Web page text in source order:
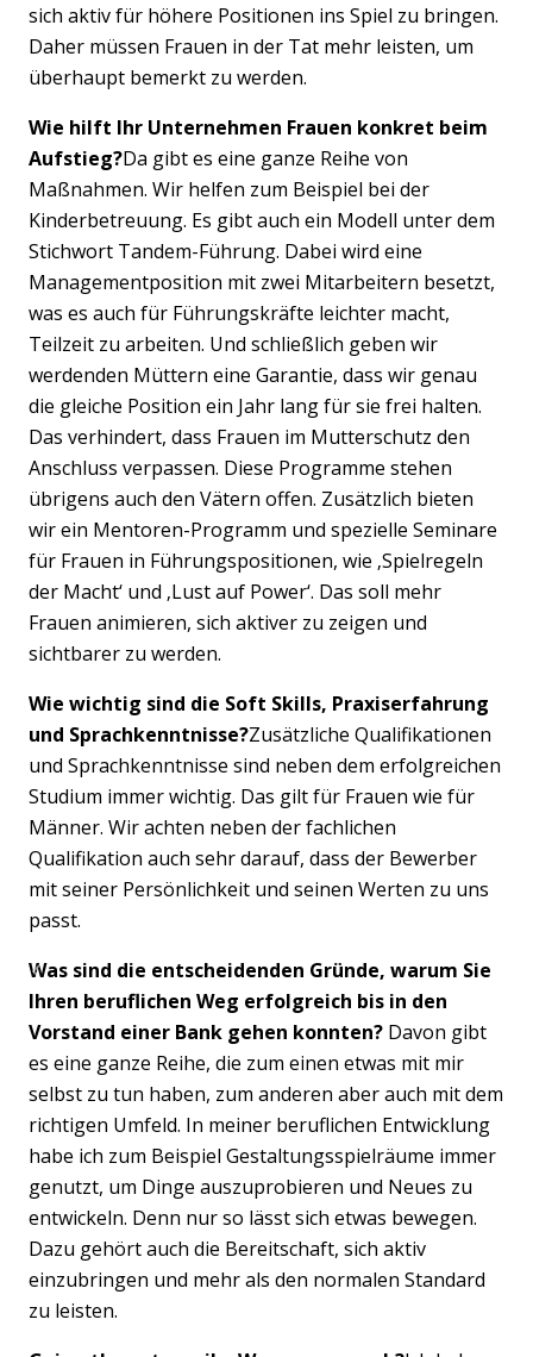
Previous
sich aktiv für höhere Positionen ins Spiel zu bringen.
Daher müssen Frauen in der Tat mehr leisten, um
überhaupt bemerkt zu werden.
Wie hilft Ihr Unternehmen Frauen konkret beim
Aufstieg?Da gibt es eine ganze Reihe von
Maßnahmen. Wir helfen zum Beispiel bei der
Kinderbetreuung. Es gibt auch ein Modell unter dem
Stichwort Tandem-Führung. Dabei wird eine
Managementposition mit zwei Mitarbeitern besetzt,
was es auch für Führungskräfte leichter macht,
Teilzeit zu arbeiten. Und schließlich geben wir
werdenden Müttern eine Garantie, dass wir genau
die gleiche Position ein Jahr lang für sie frei halten.
Das verhindert, dass Frauen im Mutterschutz den
Anschluss verpassen. Diese Programme stehen
übrigens auch den Vätern offen. Zusätzlich bieten
wir ein Mentoren-Programm und spezielle Seminare
für Frauen in Führungspositionen, wie ‚Spielregeln
der Macht‘ und ‚Lust auf Power‘. Das soll mehr
Frauen animieren, sich aktiver zu zeigen und
sichtbarer zu werden.
Wie wichtig sind die Soft Skills, Praxiserfahrung
und Sprachkenntnisse?Zusätzliche Qualifikationen
und Sprachkenntnisse sind neben dem erfolgreichen
Studium immer wichtig. Das gilt für Frauen wie für
Männer. Wir achten neben der fachlichen
Qualifikation auch sehr darauf, dass der Bewerber
mit seiner Persönlichkeit und seinen Werten zu uns
passt.
Was sind die entscheidenden Gründe, warum Sie
Ihren beruflichen Weg erfolgreich bis in den
Vorstand einer Bank gehen konnten? Davon gibt
es eine ganze Reihe, die zum einen etwas mit mir
selbst zu tun haben, zum anderen aber auch mit dem
richtigen Umfeld. In meiner beruflichen Entwicklung
habe ich zum Beispiel Gestaltungsspielräume immer
genutzt, um Dinge auszuprobieren und Neues zu
entwickeln. Denn nur so lässt sich etwas bewegen.
Dazu gehört auch die Bereitschaft, sich aktiv
einzubringen und mehr als den normalen Standard
zu leisten.